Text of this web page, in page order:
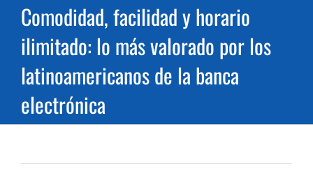
Comodidad, facilidad y horario
ilimitado: lo más valorado por los
latinoamericanos de la banca
electrónica